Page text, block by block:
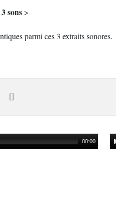
sons >
parmi ces 3 extraits sonores.
00:00